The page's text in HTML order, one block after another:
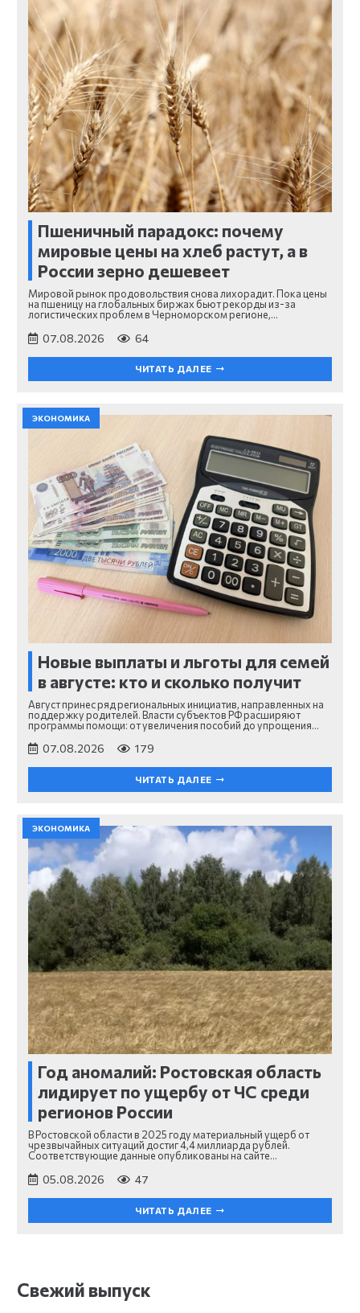
Пшеничный парадокс: почему
мировые цены на хлеб растут, а в
России зерно дешевеет
Мировой рынок продовольствия снова лихорадит. Пока цены
на пшеницу на глобальных биржах бьют рекорды из-за
логистических проблем в Черноморском регионе,…
07.08.2026 64
ЧИТАТЬ ДАЛЕЕ
ЭКОНОМИКА
Новые выплаты и льготы для семей
в августе: кто и сколько получит
Август принес ряд региональных инициатив, направленных на
поддержку родителей. Власти субъектов РФ расширяют
программы помощи: от увеличения пособий до упрощения…
07.08.2026 179
ЧИТАТЬ ДАЛЕЕ
ЭКОНОМИКА
Год аномалий: Ростовская область
лидирует по ущербу от ЧС среди
регионов России
В Ростовской области в 2025 году материальный ущерб от
чрезвычайных ситуаций достиг 4,4 миллиарда рублей.
Соответствующие данные опубликованы на сайте…
05.08.2026 47
ЧИТАТЬ ДАЛЕЕ
Свежий выпуск